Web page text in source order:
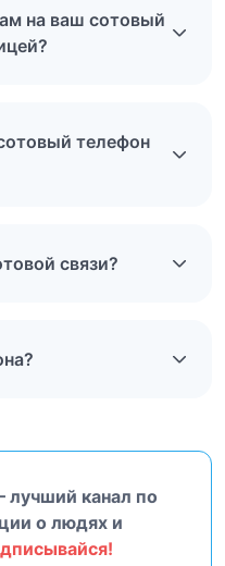
на ваш сотовый
телефон
связи?
лучший канал по
о людях и